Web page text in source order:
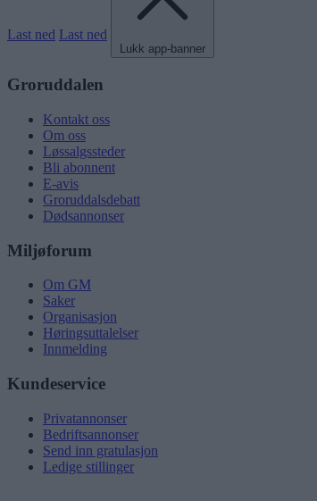
Last ned Last ned
Lukk app-banner
Groruddalen
Kontakt oss
Om oss
Løssalgssteder
Bli abonnent
E-avis
Groruddalsdebatt
Dødsannonser
Miljøforum
Om GM
Saker
Organisasjon
Høringsuttalelser
Innmelding
Kundeservice
Privatannonser
Bedriftsannonser
Send inn gratulasjon
Ledige stillinger